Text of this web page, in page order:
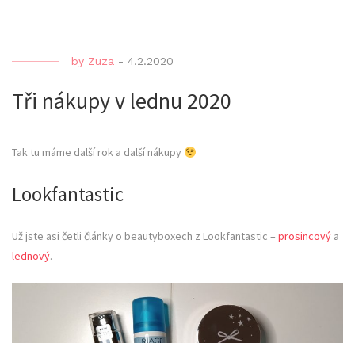
by Zuza - 4.2.2020
Tři nákupy v lednu 2020
Tak tu máme další rok a další nákupy
Lookfantastic
Už jste asi četli články o beautyboxech z Lookfantastic – prosincový a
lednový.